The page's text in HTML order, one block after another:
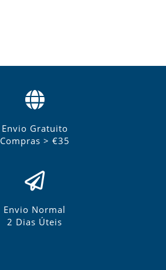
Envio Gratuito
Compras > €35
Envio Normal
2 Dias Úteis